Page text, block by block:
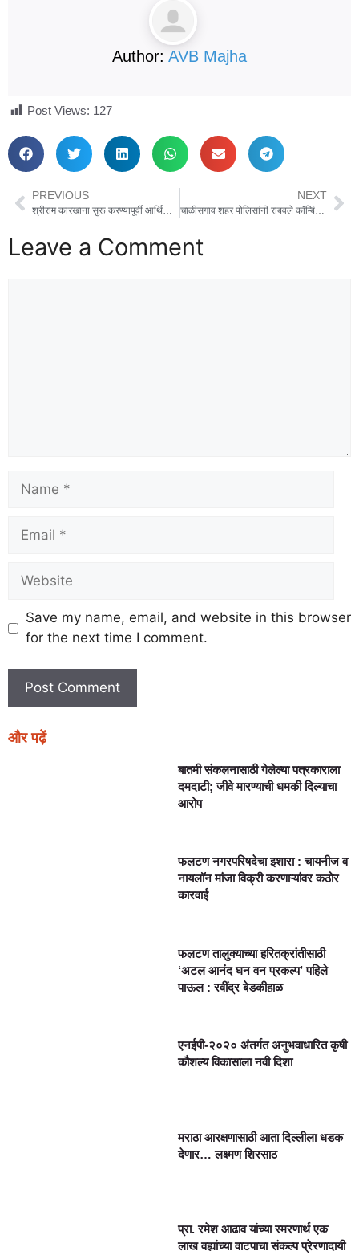
Author: AVB Majha
Post Views: 127
PREVIOUS
श्रीराम कारखाना सुरू करण्यापूर्वी आर्थिक व्यवहारांची चौकशी करा; सभासद व नागरिकांची मागणी
NEXT
चाळीसगाव शहर पोलिसांनी राबवले कॉम्बिंग ऑपरेशन, मोहिमेत गुन्हेगार आणि संशयितांवर केली मोठी कारवाई
Leave a Comment
Save my name, email, and website in this browser
for the next time I comment.
और पढ़ें
बातमी संकलनासाठी गेलेल्या पत्रकाराला
दमदाटी; जीवे मारण्याची धमकी दिल्याचा
आरोप
फलटण नगरपरिषदेचा इशारा : चायनीज व
नायलॉन मांजा विक्री करणाऱ्यांवर कठोर
कारवाई
फलटण तालुक्याच्या हरितक्रांतीसाठी
‘अटल आनंद घन वन प्रकल्प’ पहिले
पाऊल : रवींद्र बेडकीहाळ
एनईपी-२०२० अंतर्गत अनुभवाधारित कृषी
कौशल्य विकासाला नवी दिशा
मराठा आरक्षणासाठी आता दिल्लीला धडक
देणार… लक्ष्मण शिरसाठ
प्रा. रमेश आढाव यांच्या स्मरणार्थ एक
लाख वह्यांच्या वाटपाचा संकल्प प्रेरणादायी